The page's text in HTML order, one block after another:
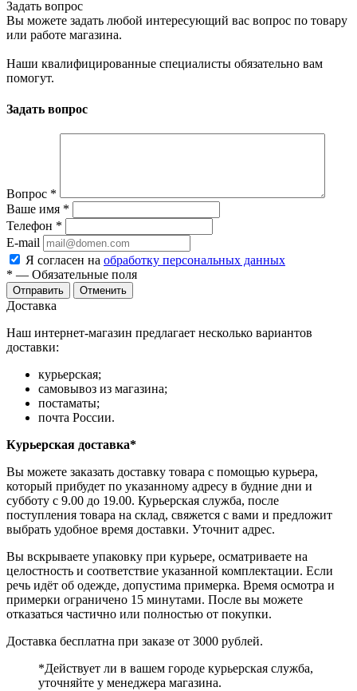
Задать вопрос
Вы можете задать любой интересующий вас вопрос по товару
или работе магазина.
Наши квалифицированные специалисты обязательно вам
помогут.
Задать вопрос
Вопрос *
Ваше имя *
Телефон *
E-mail
Я согласен на обработку персональных данных
* — Обязательные поля
Отправить Отменить
Доставка
Наш интернет-магазин предлагает несколько вариантов
доставки:
курьерская;
самовывоз из магазина;
постаматы;
почта России.
Курьерская доставка*
Вы можете заказать доставку товара с помощью курьера,
который прибудет по указанному адресу в будние дни и
субботу с 9.00 до 19.00. Курьерская служба, после
поступления товара на склад, свяжется с вами и предложит
выбрать удобное время доставки. Уточнит адрес.
Вы вскрываете упаковку при курьере, осматриваете на
целостность и соответствие указанной комплектации. Если
речь идёт об одежде, допустима примерка. Время осмотра и
примерки ограничено 15 минутами. После вы можете
отказаться частично или полностью от покупки.
Доставка бесплатна при заказе от 3000 рублей.
*Действует ли в вашем городе курьерская служба,
уточняйте у менеджера магазина.